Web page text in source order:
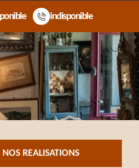
indisponible
REALISATIONS